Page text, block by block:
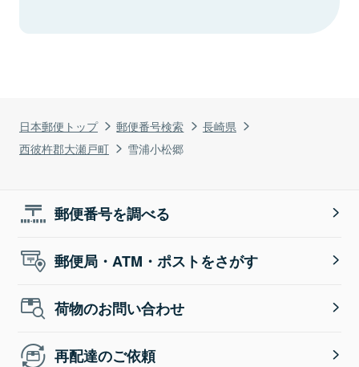
日本郵便トップ 郵便番号検索
長崎県
西彼杵郡大瀬戸町
雪浦小松郷
郵便番号を調べる
郵便局・ATM・ポストをさがす
荷物のお問い合わせ
再配達のご依頼